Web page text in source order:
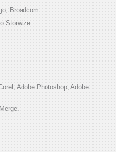
Broadcom.
Storwize.
Adobe Photoshop, Adobe